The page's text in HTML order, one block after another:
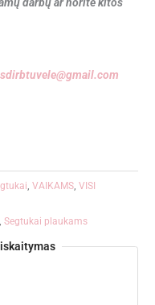
darbų ar norite kitos
,VAIKAMS ,VISI
,Segtukai plaukams